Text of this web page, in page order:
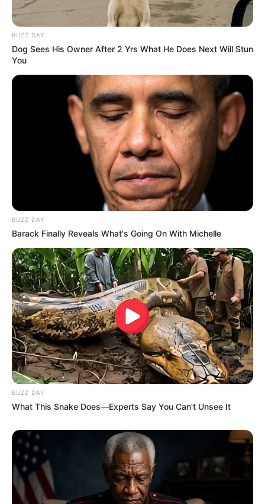
Clique aqui para entrar no grupo
BUZZ DAY
Dog Sees His Owner After 2 Yrs What He Does Next Will Stun
You
BUZZ DAY
Barack Finally Reveals What's Going On With Michelle
BUZZ DAY
What This Snake Does—Experts Say You Can't Unsee It